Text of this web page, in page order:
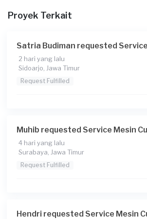
Proyek Terkait
Satria Budiman requested
2 hari yang lalu
Sidoarjo, Jawa Timur
Request Fulfilled
Muhib requested Service Mesin
4 hari yang lalu
Surabaya, Jawa Timur
Request Fulfilled
Hendri requested Service Mesin